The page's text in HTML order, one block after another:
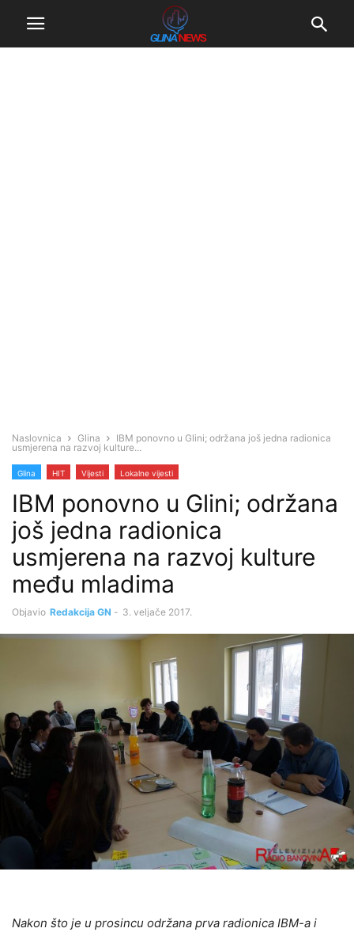
Naslovnica Glina
IBM ponovno u Glini; održana još jedna radionica
usmjerena na razvoj kulture...
Glina HIT Vijesti Lokalne vijesti
IBM ponovno u Glini; održana
još jedna radionica
usmjerena na razvoj kulture
među mladima
Objavio Redakcija GN - 3. veljače 2017.
Nakon što je u prosincu održana prva radionica IBM-a i